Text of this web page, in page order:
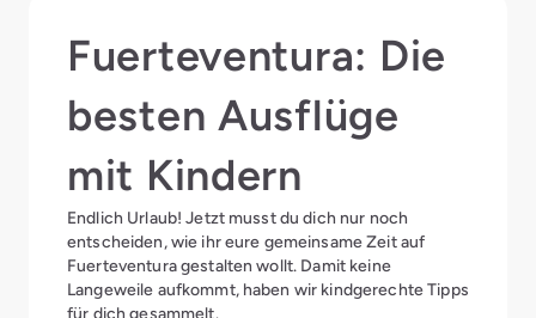
Fuerteventura: Die
besten Ausflüge
mit Kindern
Endlich Urlaub! Jetzt musst du dich nur noch
entscheiden, wie ihr eure gemeinsame Zeit auf
Fuerteventura gestalten wollt. Damit keine
Langeweile aufkommt, haben wir kindgerechte Tipps
für dich gesammelt.